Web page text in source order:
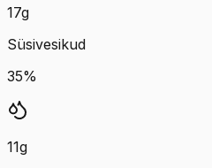
17g
Süsivesikud
35%
11g